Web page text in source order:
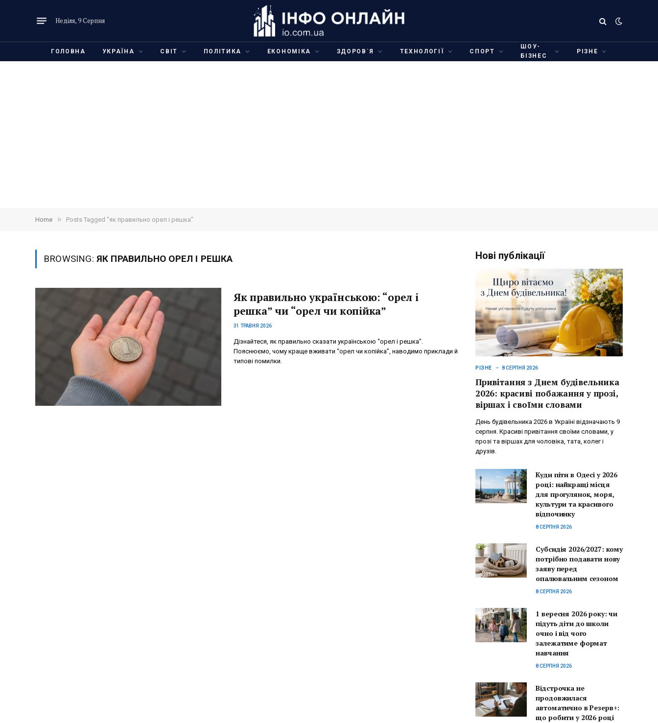
Неділя, 9 Серпня
ГОЛОВНА УКРАЇНА СВІТ ПОЛІТИКА ЕКОНОМІКА ЗДОРОВ`Я ТЕХНОЛОГІЇ СПОРТ
ШОУ-
БІЗНЕС
РІЗНЕ
Home » Posts Tagged "як правильно орел і решка"
BROWSING: ЯК ПРАВИЛЬНО ОРЕЛ І РЕШКА
Як правильно українською: “орел і
решка” чи “орел чи копійка”
31 ТРАВНЯ 2026
Дізнайтеся, як правильно сказати українською “орел і решка”.
Пояснюємо, чому краще вживати “орел чи копійка”, наводимо приклади й
типові помилки.
Нові публікації
РІЗНЕ 8 СЕРПНЯ 2026
Привітання з Днем будівельника
2026: красиві побажання у прозі,
віршах і своїми словами
День будівельника 2026 в Україні відзначають 9
серпня. Красиві привітання своїми словами, у
прозі та віршах для чоловіка, тата, колег і
друзів.
Куди піти в Одесі у 2026
році: найкращі місця
для прогулянок, моря,
культури та красивого
відпочинку
8 СЕРПНЯ 2026
Субсидія 2026/2027: кому
потрібно подавати нову
заяву перед
опалювальним сезоном
8 СЕРПНЯ 2026
1 вересня 2026 року: чи
підуть діти до школи
очно і від чого
залежатиме формат
навчання
8 СЕРПНЯ 2026
Відстрочка не
продовжилася
автоматично в Резерв+:
що робити у 2026 році